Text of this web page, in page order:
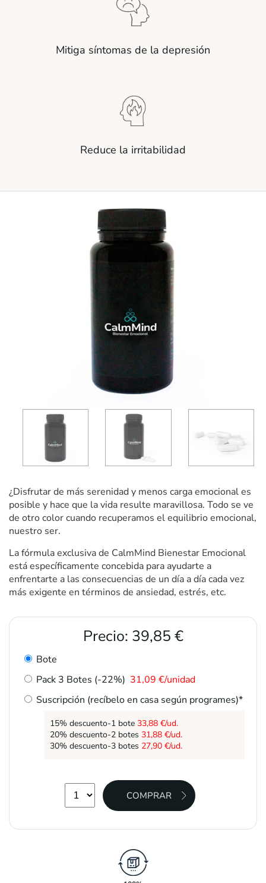
Mitiga síntomas de la depresión
Reduce la irritabilidad
¿Disfrutar de más serenidad y menos carga emocional es
posible y hace que la vida resulte maravillosa. Todo se ve
de otro color cuando recuperamos el equilibrio emocional,
nuestro ser.
La fórmula exclusiva de CalmMind Bienestar Emocional
está específicamente concebida para ayudarte a
enfrentarte a las consecuencias de un día a día cada vez
más exigente en términos de ansiedad, estrés, etc.
Precio: 39,85 €
Bote
Pack 3 Botes (-22%) 31,09 €/unidad
Suscripción (recíbelo en casa según programes)*
15% descuento-1 bote 33,88 €/ud.
20% descuento-2 botes 31,88 €/ud.
30% descuento-3 botes 27,90 €/ud.